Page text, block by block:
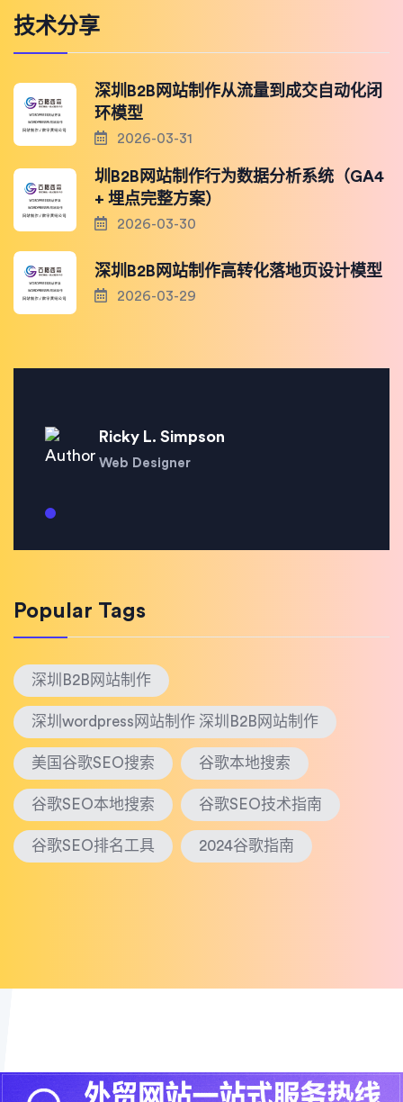
技术分享
深圳B2B网站制作从流量到成交自动化闭
环模型
2026-03-31
圳B2B网站制作行为数据分析系统（GA4
+ 埋点完整方案）
2026-03-30
深圳B2B网站制作高转化落地页设计模型
2026-03-29
Ricky L. Simpson
Web Designer
Popular Tags
深圳B2B网站制作
深圳wordpress网站制作 深圳B2B网站制作
美国谷歌SEO搜索 谷歌本地搜索
谷歌SEO本地搜索 谷歌SEO技术指南
谷歌SEO排名工具 2024谷歌指南